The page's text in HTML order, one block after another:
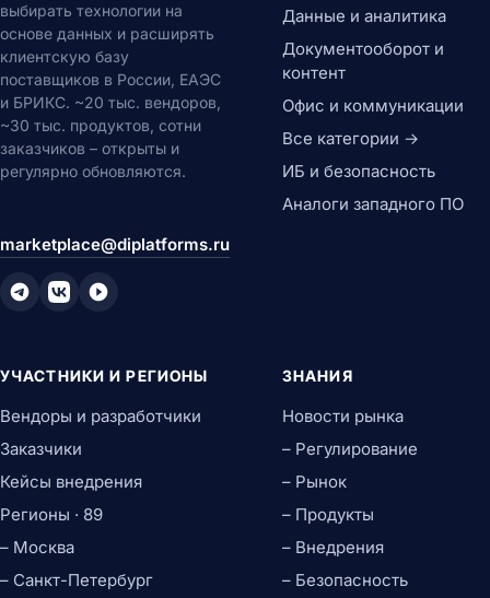
выбирать технологии на
основе данных и расширять
клиентскую базу
поставщиков в России, ЕАЭС
и БРИКС. ~20 тыс. вендоров,
~30 тыс. продуктов, сотни
заказчиков – открыты и
регулярно обновляются.
marketplace@diplatforms.ru
Данные и аналитика
Документооборот и
контент
Офис и коммуникации
Все категории →
ИБ и безопасность
Аналоги западного ПО
УЧАСТНИКИ И РЕГИОНЫ
Вендоры и разработчики
Заказчики
Кейсы внедрения
Регионы · 89
– Москва
– Санкт-Петербург
ЗНАНИЯ
Новости рынка
– Регулирование
– Рынок
– Продукты
– Внедрения
– Безопасность